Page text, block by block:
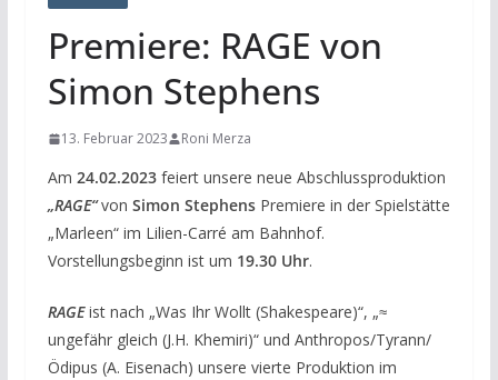
Premiere: RAGE von
Simon Stephens
13. Februar 2023 Roni Merza
Am 24.02.2023feiert unsere neue Abschlussproduktion
„RAGE“von Simon StephensPremiere in der Spielstätte
„Marleen“ im Lilien-Carré am Bahnhof.
Vorstellungsbeginn ist um 19.30 Uhr.
RAGE ist nach „Was Ihr Wollt (Shakespeare)“, „≈
ungefähr gleich (J.H. Khemiri)“ und Anthropos/Tyrann/
Ödipus (A. Eisenach) unsere vierte Produktion im